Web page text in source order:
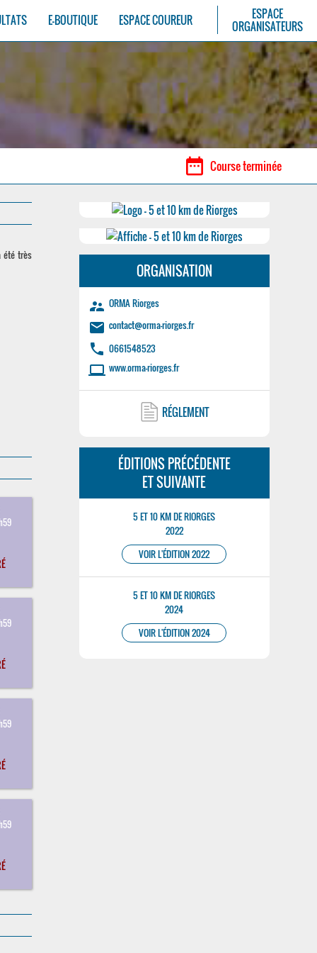
E-BOUTIQUE ESPACE COUREUR
ESPACE
ORGANISATEURS
date_range Course terminée
été très
ORGANISATION
supervisor_account ORMA Riorges
email contact@orma-riorges.fr
phone 0661548523
laptop www.orma-riorges.fr
RÉGLEMENT
ÉDITIONS PRÉCÉDENTE
ET SUIVANTE
5 ET 10 KM DE RIORGES
2022
VOIR L'ÉDITION 2022
5 ET 10 KM DE RIORGES
2024
VOIR L'ÉDITION 2024